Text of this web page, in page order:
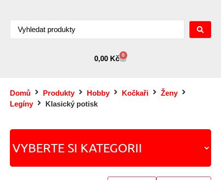
0,00 Kč 0
Domů Produkty Hobby Kočkaři
Ženy
Legíny
Klasický potisk